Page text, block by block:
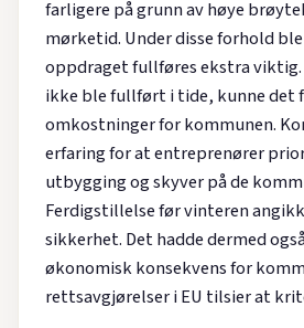
farligere på grunn av høye
mørketid. Under disse forhold
oppdraget fullføres ekstra
ikke ble fullført i tide, kunne
omkostninger for kommunen.
erfaring for at entreprenører
utbygging og skyver på de
Ferdigstillelse før vinteren
sikkerhet. Det hadde dermed
økonomisk konsekvens for
rettsavgjørelser i EU tilsier at